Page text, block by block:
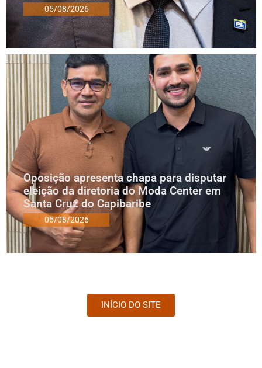
05/08/2026
Oposição apresenta chapa para disputar
eleição da diretoria do Moda Center em
Santa Cruz do Capibaribe
05/08/2026
INÍCIO DO SITE